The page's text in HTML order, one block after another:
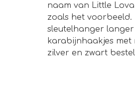
naam van Little
zoals het
sleutelhanger
karabijnhaakjes
zilver en zwart